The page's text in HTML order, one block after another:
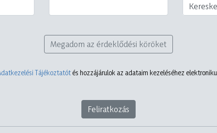
Megadom az érdeklődési köröket
Tájékoztatót és hozzájárulok az adataim kezeléséhez
Feliratkozás